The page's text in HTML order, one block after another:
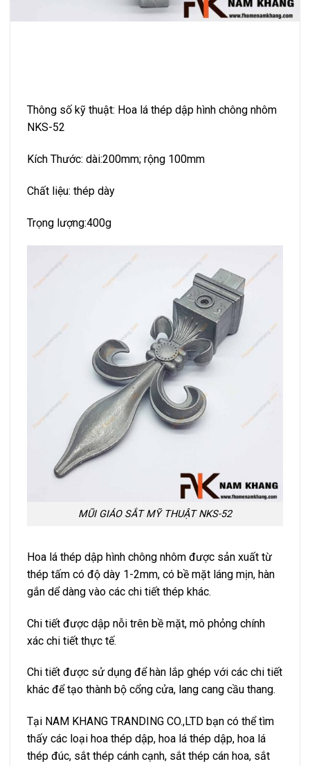
Thông số kỹ thuật: Hoa lá thép dập hình chông nhôm
NKS-52
Kích Thước: dài:200mm; rộng 100mm
Chất liệu: thép dày
Trọng lượng:400g
MŨI GIÁO SẮT MỸ THUẬT NKS-52
Hoa lá thép dập hình chông nhôm được sản xuất từ
thép tấm có độ dày 1-2mm, có bề mặt láng mịn, hàn
gắn dể dàng vào các chi tiết thép khác.
Chi tiết được dập nỗi trên bề mặt, mô phỏng chính
xác chi tiết thực tế.
Chi tiết được sử dụng để hàn lắp ghép với các chi tiết
khác để tạo thành bộ cổng cửa, lang cang cầu thang.
Tại NAM KHANG TRANDING CO.,LTD bạn có thể tìm
thấy các loại hoa thép dập, hoa lá thép dập, hoa lá
thép đúc, sắt thép cánh cạnh, sắt thép cán hoa, sắt